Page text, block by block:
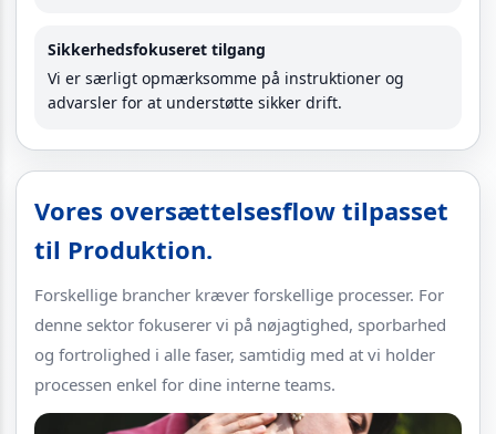
Sikkerhedsfokuseret tilgang
Vi er særligt opmærksomme på instruktioner og
advarsler for at understøtte sikker drift.
Vores oversættelsesflow tilpasset
til Produktion.
Forskellige brancher kræver forskellige processer. For
denne sektor fokuserer vi på nøjagtighed, sporbarhed
og fortrolighed i alle faser, samtidig med at vi holder
processen enkel for dine interne teams.